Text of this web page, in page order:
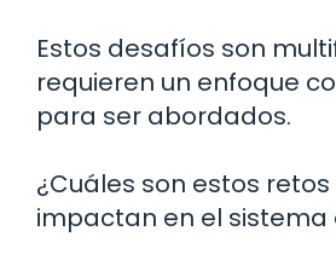
Estos desafíos son
requieren un enfoque
para ser abordados.
¿Cuáles son estos
impactan en el sistema